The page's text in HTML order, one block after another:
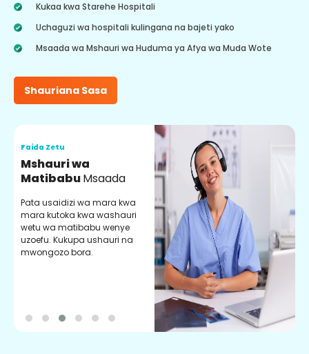
Kukaa kwa Starehe Hospitali
Uchaguzi wa hospitali kulingana na bajeti yako
Msaada wa Mshauri wa Huduma ya Afya wa Muda Wote
Shauriana Sasa
Faida Zetu
Mshauri wa
MatibabuMsaada
Pata usaidizi wa mara kwa
mara kutoka kwa washauri
wetu wa matibabu wenye
uzoefu. Kukupa ushauri na
mwongozo bora.